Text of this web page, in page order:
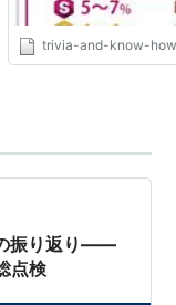
trivia-and-know-
振り返り——
点検